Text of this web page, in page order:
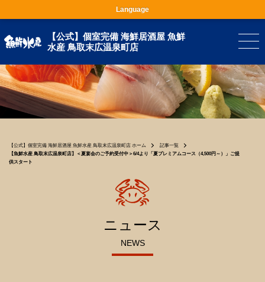
【公式】個室完備 海鮮居酒屋 魚鮮
水産 鳥取末広温泉町店
【公式】個室完備 海鮮居酒屋 魚鮮水産 鳥取末広温泉町店 ホーム
記事一覧
【魚鮮水産 鳥取末広温泉町店】＜夏宴会のご予約受付中＞6/4より「夏プレミアムコース（4,500円～）」ご提
供スタート
ニュース
NEWS
Language